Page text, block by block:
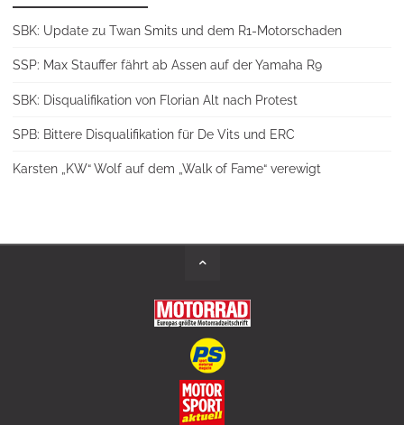
SBK: Update zu Twan Smits und dem R1-Motorschaden
SSP: Max Stauffer fährt ab Assen auf der Yamaha R9
SBK: Disqualifikation von Florian Alt nach Protest
SPB: Bittere Disqualifikation für De Vits und ERC
Karsten „KW“ Wolf auf dem „Walk of Fame“ verewigt
Back